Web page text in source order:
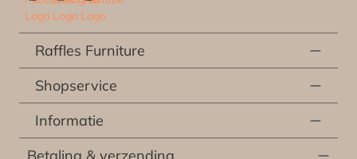
Raffles Furniture
Shopservice
Informatie